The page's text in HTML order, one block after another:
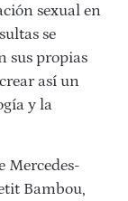
sexual en
se
sus propias
así un
y la
Mercedes-
Bambou,